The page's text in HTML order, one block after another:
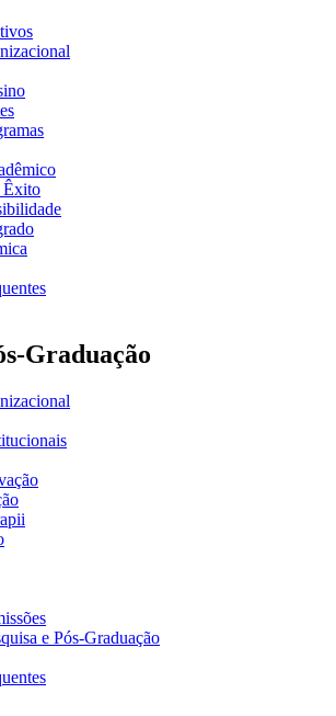
Êxito
Graduação
e Pós-Graduação